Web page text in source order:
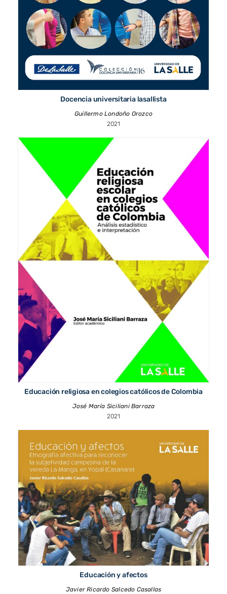
Docencia universitaria lasallista
Guillermo Londoño Orozco
2021
Educación religiosa en colegios católicos de Colombia
José María Siciliani Barraza
2021
Educación y afectos
Javier Ricardo Salcedo Casallas